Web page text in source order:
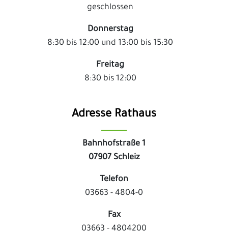
geschlossen
Donnerstag
8:30 bis 12:00 und 13:00 bis 15:30
Freitag
8:30 bis 12:00
Adresse Rathaus
Bahnhofstraße 1
07907 Schleiz
Telefon
03663 - 4804-0
Fax
03663 - 4804200